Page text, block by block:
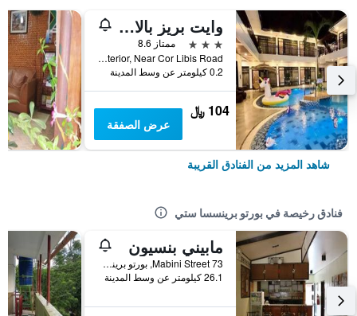
وايت بريز بالاوان بوتيك هوتل
3 نجوم
ممتاز 8.6
Bm Road Interior, Near Cor Libis Road, بورتو برينسسا ستي, الفلبين
0.2 كيلومتر عن وسط المدينة
104 ﷼
عرض الصفقة
شاهد المزيد من الفنادق القريبة
فنادق رخيصة في بورتو برينسسا ستي
مابيني بنسيون
73 Mabini Street, بورتو برينسسا ستي, الفلبين
26.1 كيلومتر عن وسط المدينة